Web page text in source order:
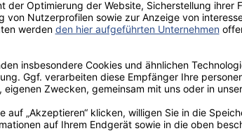
längerfristigen Determinanten
(vgl. ebd., S. 10), die ihrerseits bei
Aufrechterhaltung der zukünftigen
trägt zur Entwicklung immaterieller Ressourcen
Tribo, Waddock, 2010, S. 477).